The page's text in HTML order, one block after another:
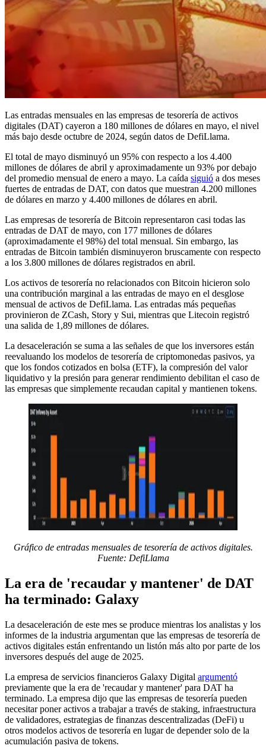
Las entradas mensuales en las empresas de tesorería de activos
digitales (DAT) cayeron a 180 millones de dólares en mayo, el nivel
más bajo desde octubre de 2024, según datos de DefiLlama.
El total de mayo disminuyó un 95% con respecto a los 4.400
millones de dólares de abril y aproximadamente un 93% por debajo
del promedio mensual de enero a mayo. La caída siguió a dos meses
fuertes de entradas de DAT, con datos que muestran 4.200 millones
de dólares en marzo y 4.400 millones de dólares en abril.
Las empresas de tesorería de Bitcoin representaron casi todas las
entradas de DAT de mayo, con 177 millones de dólares
(aproximadamente el 98%) del total mensual. Sin embargo, las
entradas de Bitcoin también disminuyeron bruscamente con respecto
a los 3.800 millones de dólares registrados en abril.
Los activos de tesorería no relacionados con Bitcoin hicieron solo
una contribución marginal a las entradas de mayo en el desglose
mensual de activos de DefiLlama. Las entradas más pequeñas
provinieron de ZCash, Story y Sui, mientras que Litecoin registró
una salida de 1,89 millones de dólares.
La desaceleración se suma a las señales de que los inversores están
reevaluando los modelos de tesorería de criptomonedas pasivos, ya
que los fondos cotizados en bolsa (ETF), la compresión del valor
liquidativo y la presión para generar rendimiento debilitan el caso de
las empresas que simplemente recaudan capital y mantienen tokens.
Gráfico de entradas mensuales de tesorería de activos digitales.
Fuente: DefiLlama
La era de 'recaudar y mantener' de DAT
ha terminado: Galaxy
La desaceleración de este mes se produce mientras los analistas y los
informes de la industria argumentan que las empresas de tesorería de
activos digitales están enfrentando un listón más alto por parte de los
inversores después del auge de 2025.
La empresa de servicios financieros Galaxy Digital argumentó
previamente que la era de 'recaudar y mantener' para DAT ha
terminado. La empresa dijo que las empresas de tesorería pueden
necesitar poner activos a trabajar a través de staking, infraestructura
de validadores, estrategias de finanzas descentralizadas (DeFi) u
otros modelos activos de tesorería en lugar de depender solo de la
acumulación pasiva de tokens.